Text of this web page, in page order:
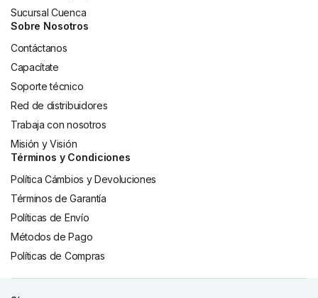
Sucursal Cuenca
Sobre Nosotros
Contáctanos
Capacítate
Soporte técnico
Red de distribuidores
Trabaja con nosotros
Misión y Visión
Términos y Condiciones
Política Cámbios y Devoluciones
Términos de Garantía
Políticas de Envío
Métodos de Pago
Políticas de Compras